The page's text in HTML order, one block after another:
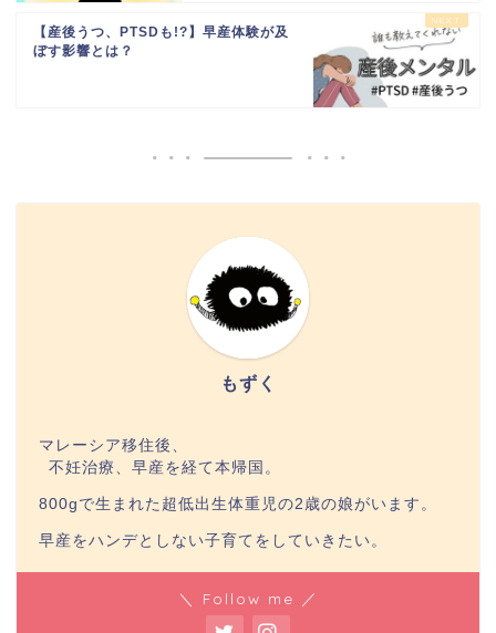
【産後うつ、PTSDも!?】早産体験が及
ぼす影響とは？
もずく
マレーシア移住後、
不妊治療、早産を経て本帰国。
800gで生まれた超低出生体重児の2歳の娘がいます。
早産をハンデとしない子育てをしていきたい。
＼ Follow me ／